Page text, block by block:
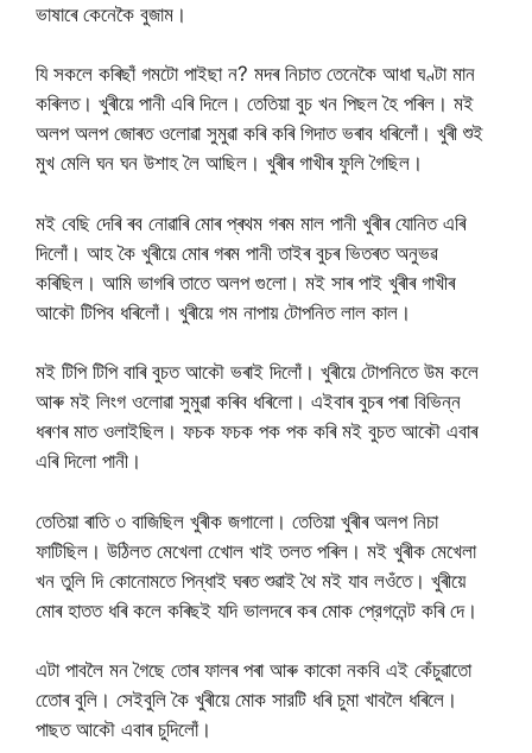
ভাষাৰে কেনেকৈ বুজাম।
যি সকলে কৰিছাঁ গমটো পাইছা ন? মদৰ নিচাত তেনেকৈ আধা ঘণ্টা মান
কৰিলত। খুৰীয়ে পানী এৰি দিলে। তেতিয়া বুচ খন পিছল হৈ পৰিল। মই
অলপ অলপ জোৰত ওলোৱা সুমুৱা কৰি কৰি গিদাত ভৰাব ধৰিলোঁ। খুৰী শুই
মুখ মেলি ঘন ঘন উশাহ লৈ আছিল। খুৰীৰ গাখীৰ ফুলি গৈছিল।
মই বেছি দেৰি ৰব নোৱাৰি মোৰ প্ৰথম গৰম মাল পানী খুৰীৰ যোনিত এৰি
দিলোঁ। আহ কৈ খুৰীয়ে মোৰ গৰম পানী তাইৰ বুচৰ ভিতৰত অনুভৱ
কৰিছিল। আমি ভাগৰি তাতে অলপ গুলো। মই সাৰ পাই খুৰীৰ গাখীৰ
আকৌ টিপিব ধৰিলোঁ। খুৰীয়ে গম নাপায় টোপনিত লাল কাল।
মই টিপি টিপি বাৰি বুচত আকৌ ভৰাই দিলোঁ। খুৰীয়ে টোপনিতে উম কলে
আৰু মই লিংগ ওলোৱা সুমুৱা কৰিব ধৰিলো। এইবাৰ বুচৰ পৰা বিভিন্ন
ধৰণৰ মাত ওলাইছিল। ফচক ফচক পক পক কৰি মই বুচত আকৌ এবাৰ
এৰি দিলো পানী।
তেতিয়া ৰাতি ৩ বাজিছিল খুৰীক জগালো। তেতিয়া খুৰীৰ অলপ নিচা
ফাটিছিল। উঠিলত মেখেলা খোেল খাই তলত পৰিল। মই খুৰীক মেখেলা
খন তুলি দি কোনোমতে পিন্ধাই ঘৰত শুৱাই থৈ মই যাব লওঁতে। খুৰীয়ে
মোৰ হাতত ধৰি কলে কৰিছই যদি ভালদৰে কৰ মোক প্রেগনেন্ট কৰি দে।
এটা পাবলৈ মন গৈছে তোৰ ফালৰ পৰা আৰু কাকো নকবি এই কেঁচুৱাতো
তোেৰ বুলি। সেইবুলি কৈ খুৰীয়ে মোক সারটি ধৰি চুমা খাবলৈ ধৰিলে।
পাছত আকৌ এবাৰ চুদিলোঁ।